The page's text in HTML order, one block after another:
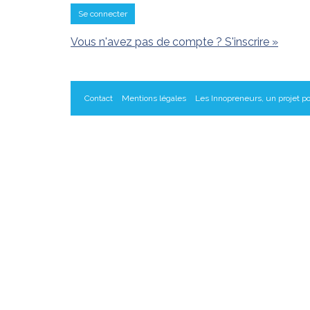
Se connecter
Vous n'avez pas de compte ? S'inscrire »
Contact Mentions légales Les Innopreneurs, un projet